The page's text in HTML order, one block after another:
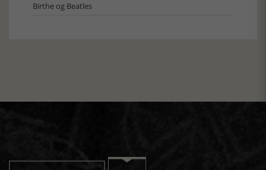
Birthe og Beatles